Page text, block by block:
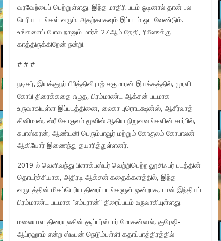
வரவேற்பைப் பெற்றுள்ளது. இந்த மாதிரி படம் ஓடினால் தான் பல
பெரிய படங்கள் வரும். அதற்காகவும் இப்படம் ஓட வேண்டும்.
உங்களைப் போல நானும் மார்ச் 27 ஆம் தேதி, ரிலீஸுக்கு
காத்திருக்கிறேன் நன்றி.
# # #
நடிகர், இயக்குநர் பிரித்திவிராஜ் சுகுமாரன் இயக்கத்தில், முரளி
கோபி திரைக்கதை எழுத, பிரம்மாண்ட ஆக்சன் படமாக
உருவாகியுள்ள இப்படத்தினை, லைகா புரொடக்ஷன்ஸ், ஆசீர்வாத்
சினிமாஸ், ஸ்ரீ கோகுலம் மூவிஸ் ஆகிய நிறுவனங்களின் சார்பில்,
சுபாஸ்கரன், ஆண்டனி பெரும்பாவூர் மற்றும் கோகுலம் கோபாலன்
ஆகியோர் இணைந்து தயாரித்துள்ளனர்.
2019-ல் வெளிவந்து பிளாக்பஸ்டர் வெற்றிபெற்ற லூசிஃபர் படத்தின்
தொடர்ச்சியாக, அதிரடி ஆக்சன் கதைக்களத்தில், இந்த
வருடத்தின் மிகப்பெரிய திரைப்படங்களுள் ஒன்றாக, பான் இந்தியப்
பிரம்மாண்ட படமாக “எம்புரான்” திரைப்படம் உருவாகியுள்ளது.
மலையாள திரையுலகின் சூப்பர்ஸ்டார் மோகன்லால், குரேஷி-
ஆப்ரஹாம் என்ற ஸ்டீபன் நெடும்பள்ளி கதாப்பாத்திரத்தில்